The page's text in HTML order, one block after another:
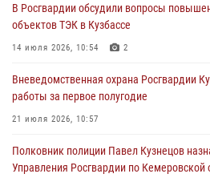
05 августа 2026, 08:50
Росгвардейцы пресекли нарушение
05 августа 2026, 08:10
Росгвардейцы в Юрге пресекли попытку
05 августа 2026, 07:45
В Росгвардии обсудили вопросы
объектов ТЭК в Кузбассе
14 июля 2026, 10:54 2
Вневедомственная охрана Росгвардии
работы за первое полугодие
21 июля 2026, 10:57
Полковник полиции Павел Кузнецов
Управления Росгвардии по Кемеровской